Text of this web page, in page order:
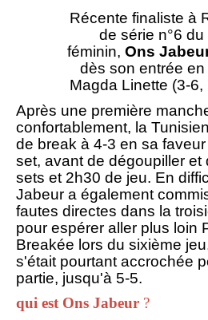
Récente finaliste à
de série n°6
féminin, Ons
dès son entrée
Magda Linette (3-6,
Après une première
confortablement, la
de break à 4-3 en sa
set, avant de dégoupiller et
sets et 2h30 de jeu. En
Jabeur a également
fautes directes dans la
pour espérer aller plus loin
Breakée lors du sixième
s'était pourtant accrochée
partie, jusqu'à 5-5.
qui est Ons Jabeur ?